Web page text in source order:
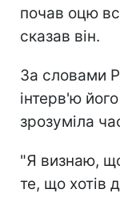
почав оцю
сказав він.
За словами
інтерв'ю
зрозуміла
"Я визнаю,
те, що хотів